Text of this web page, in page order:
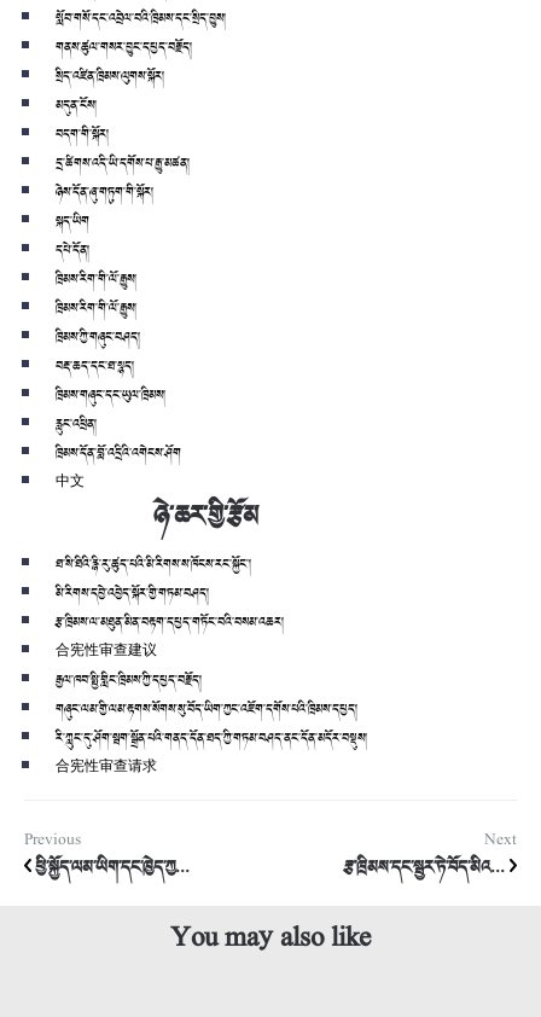
སློབ་གསོ་དང་འབྲེལ་བའི་ཁྲིམས་དང་སྲིད་བྱུས།
གནས་ཚུལ་གསར་བྱུང་དཔྱད་བརྗོད།
སྲིད་འཛིན་ཁྲིམས་ལུགས་སྐོར།
མདུན་ངོས།
བདག་གི་སྐོར།
དྲ་ཚིགས་འདི་ཡི་དགོས་པ་རྒྱུ་མཚན།
ཉེས་དོན་ཞུ་གཏུག་གི་སྐོར།
སྐད་ཡིག
དཔེ་དོན།
ཁྲིམས་རིག་གི་ལོ་རྒྱུས།
ཁྲིམས་རིག་གི་ལོ་རྒྱུས།
ཁྲིམས་ཀྱི་གཞུང་བཤད།
བརྡ་ཆད་དང་ཐ་སྙད།
ཁྲིམས་གཞུང་དང་ཡུལ་ཁྲིམས།
རླུང་འཕྲིན།
ཁྲིམས་དོན་བློ་འདྲིའི་འགེངས་ཤོག
中文
ཉེ་ཆར་གྱི་རྩོམ
ཐ་སི་ཐིའི་རྙི་རུ་ཚུད་པའི་མི་རིགས་ས་ཁོངས་རང་སྐྱོང་།
མི་རིགས་དབྱེ་འབྱེད་སྐོར་གྱི་གཏམ་བཤད།
རྩ་ཁྲིམས་ལ་མཐུན་མིན་བརྟག་དཔྱད་གཏོང་བའི་བསམ་འཆར།
合宪性审查建议
རྒྱལ་ཁབ་སྤྱི་གླིང་ཁྲིམས་ཀྱི་དཔྱད་བརྗོད།
གཞུང་ལམ་གྱི་ལམ་རྟགས་སོགས་སུ་བོད་ཡིག་ཀྱང་འཇོག་དགོས་པའི་ཁྲིམས་དཔྱད།
རི་ཀླུང་དུ་ཤོག་སྦག་སྒྲོན་པའི་གནད་དོན་ཐད་ཀྱི་གཏམ་བཤད་ནང་དོན་མདོར་བསྡུས།
合宪性审查请求
Previous
ཕྱི་སྐྱོད་ལམ་ཡིག་དང་ཁྱེད་ཀྱ...
Next
རྩ་ཁྲིམས་དང་སྦྱར་ཏེ་བོད་མིའ...
You may also like